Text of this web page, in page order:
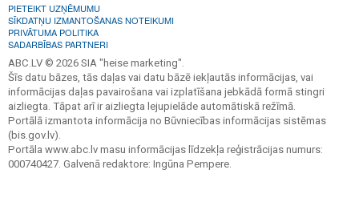
PIETEIKT UZŅĒMUMU
SĪKDATŅU IZMANTOŠANAS NOTEIKUMI
PRIVĀTUMA POLITIKA
SADARBĪBAS PARTNERI
ABC.LV © 2026 SIA "heise marketing".
Šīs datu bāzes, tās daļas vai datu bāzē iekļautās informācijas, vai
informācijas daļas pavairošana vai izplatīšana jebkādā formā stingri
aizliegta. Tāpat arī ir aizliegta lejupielāde automātiskā režīmā.
Portālā izmantota informācija no Būvniecības informācijas sistēmas
(bis.gov.lv).
Portāla www.abc.lv masu informācijas līdzekļa reģistrācijas numurs:
000740427. Galvenā redaktore: Ingūna Pempere.